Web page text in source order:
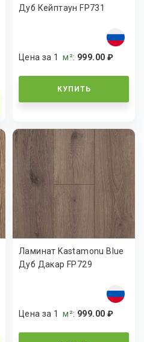
Дуб Кейптаун FP731
Цена за 1м²: 999.00 ₽
КУПИТЬ
Ламинат Kastamonu Blue
Дуб Дакар FP729
Цена за 1м²: 999.00 ₽